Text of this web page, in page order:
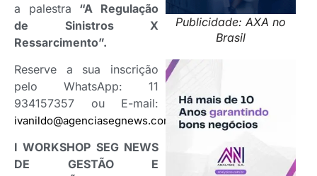
Publicidade: AXA no
Brasil
a palestra “A Regulação
de Sinistros X
Ressarcimento”.
Reserve a sua inscrição
pelo WhatsApp: 11
934157357 ou E-mail:
ivanildo@agenciasegnews.com.br
I WORKSHOP SEG NEWS
DE GESTÃO E